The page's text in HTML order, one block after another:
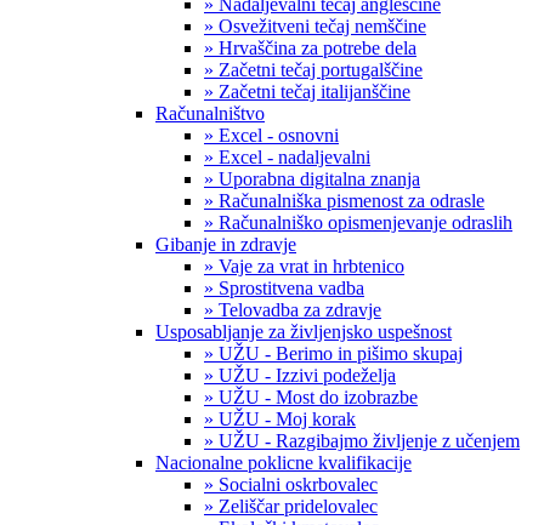
» Osvežitveni tečaj nemščine
» Hrvaščina za potrebe dela
» Začetni tečaj portugalščine
» Začetni tečaj italijanščine
Računalništvo
» Excel - osnovni
» Excel - nadaljevalni
» Uporabna digitalna znanja
» Računalniška pismenost za odrasle
» Računalniško opismenjevanje odraslih
Gibanje in zdravje
» Vaje za vrat in hrbtenico
» Sprostitvena vadba
» Telovadba za zdravje
Usposabljanje za življenjsko uspešnost
» UŽU - Berimo in pišimo skupaj
» UŽU - Izzivi podeželja
» UŽU - Most do izobrazbe
» UŽU - Moj korak
» UŽU - Razgibajmo življenje z učenjem
Nacionalne poklicne kvalifikacije
» Socialni oskrbovalec
» Zeliščar pridelovalec